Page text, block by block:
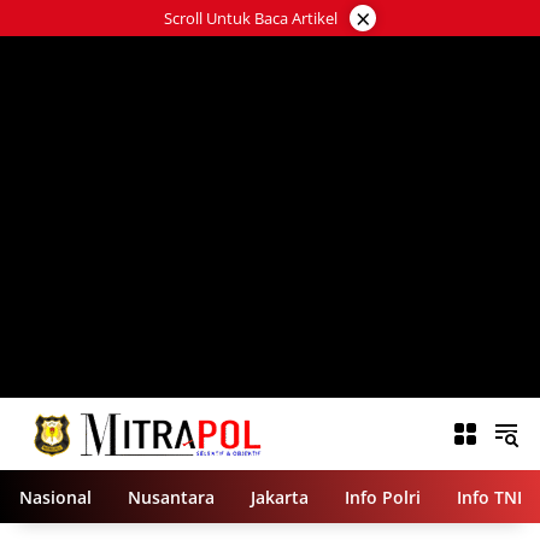
ke
Scroll Untuk Baca Artikel ×
Nasional Nusantara Jakarta Info Polri Info TNI